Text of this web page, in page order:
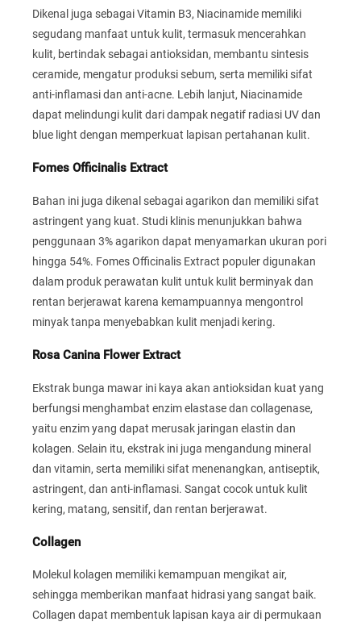
Dikenal juga sebagai Vitamin B3, Niacinamide memiliki
segudang manfaat untuk kulit, termasuk mencerahkan
kulit, bertindak sebagai antioksidan, membantu sintesis
ceramide, mengatur produksi sebum, serta memiliki sifat
anti-inflamasi dan anti-acne. Lebih lanjut, Niacinamide
dapat melindungi kulit dari dampak negatif radiasi UV dan
blue light dengan memperkuat lapisan pertahanan kulit.
Fomes Officinalis Extract
Bahan ini juga dikenal sebagai agarikon dan memiliki sifat
astringent yang kuat. Studi klinis menunjukkan bahwa
penggunaan 3% agarikon dapat menyamarkan ukuran pori
hingga 54%. Fomes Officinalis Extract populer digunakan
dalam produk perawatan kulit untuk kulit berminyak dan
rentan berjerawat karena kemampuannya mengontrol
minyak tanpa menyebabkan kulit menjadi kering.
Rosa Canina Flower Extract
Ekstrak bunga mawar ini kaya akan antioksidan kuat yang
berfungsi menghambat enzim elastase dan collagenase,
yaitu enzim yang dapat merusak jaringan elastin dan
kolagen. Selain itu, ekstrak ini juga mengandung mineral
dan vitamin, serta memiliki sifat menenangkan, antiseptik,
astringent, dan anti-inflamasi. Sangat cocok untuk kulit
kering, matang, sensitif, dan rentan berjerawat.
Collagen
Molekul kolagen memiliki kemampuan mengikat air,
sehingga memberikan manfaat hidrasi yang sangat baik.
Collagen dapat membentuk lapisan kaya air di permukaan